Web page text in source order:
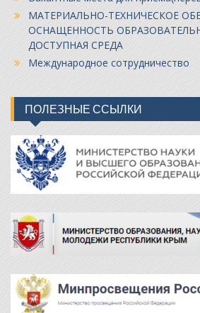
МАТЕРИАЛЬНО-ТЕХНИЧЕСКОЕ
ОСНАЩЕННОСТЬ
ДОСТУПНАЯ СРЕДА
Международное сотрудничество
ПОЛЕЗНЫЕ ССЫЛКИ